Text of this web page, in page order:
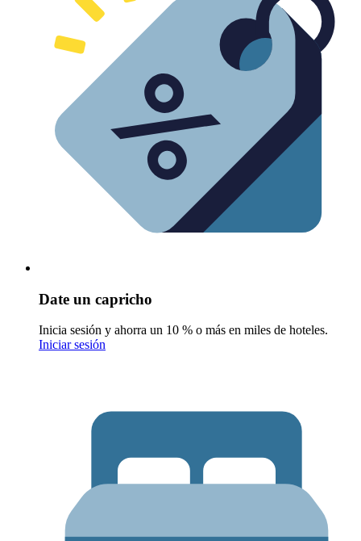
Date un capricho
Inicia sesión y ahorra un 10 % o más en miles de hoteles.
Iniciar sesión